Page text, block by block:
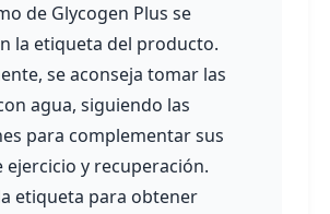
de Glycogen Plus se
la etiqueta del producto.
se aconseja tomar las
agua, siguiendo las
para complementar sus
ejercicio y recuperación.
etiqueta para obtener